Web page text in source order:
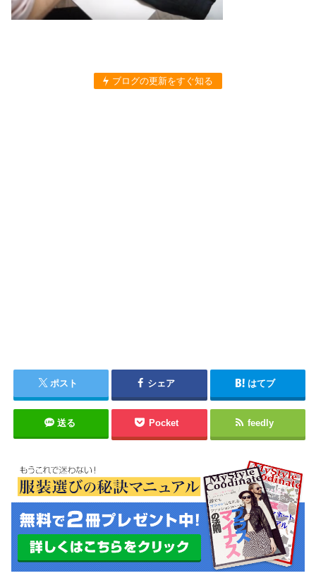
ブログの更新をすぐ知る
ポスト シェア はてブ
送る Pocket feedly